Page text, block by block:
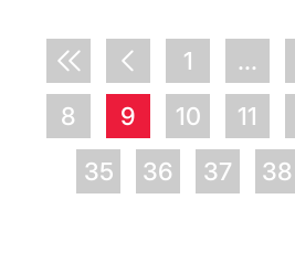
1 ...
8
9 10 11
35
36 37 38